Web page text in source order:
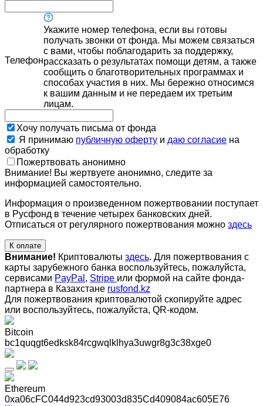
Телефон
Укажите номер телефона, если вы готовы
получать звонки от фонда. Мы можем связаться
с вами, чтобы поблагодарить за поддержку,
рассказать о результатах помощи детям, а также
сообщить о благотворительных программах и
способах участия в них. Мы бережно относимся
к вашим данным и не передаем их третьим
лицам.
Хочу получать письма от фонда
Я принимаю публичную оферту и даю согласие на
обработку
Пожертвовать анонимно
Внимание! Вы жертвуете анонимно, следите за
информацией самостоятельно.
Информация о произведенном пожертвовании поступает
в Русфонд в течение четырех банковских дней.
Отписаться от регулярного пожертвования можно здесь
К оплате
Внимание! Криптовалюты здесь. Для пожертвования с
карты зарубежного банка воспользуйтесь, пожалуйста,
сервисами PayPal , Stripe или формой на сайте фонда-
партнера в Казахстане rusfond.kz
Для пожертвования криптовалютой скопируйте адрес
или воспользуйтесь, пожалуйста, QR-кодом.
Bitcoin
bc1quqgt6edksk84rcgwqlklhya3uwgr8g3c38xge0
Ethereum
0xa06cFC044d923cd93003d835Cd409084ac605E76